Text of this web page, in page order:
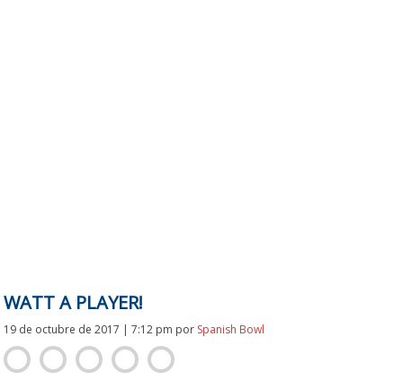
WATT A PLAYER!
19 de octubre de 2017 | 7:12 pm por Spanish Bowl